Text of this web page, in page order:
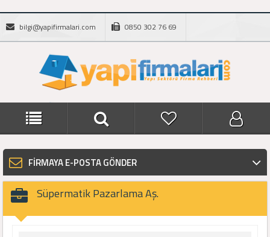
bilgi@yapifirmalari.com 0850 302 76 69
FİRMAYA E-POSTA GÖNDER
Süpermatik Pazarlama Aş.